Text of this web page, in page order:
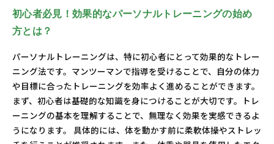
を受けるために
自分のペースで身体を鍛えよう：初心者向けの基礎知
識
健康的なライフスタイルの実現へ！パーソナルトレー
ニングでの第一歩
初心者必見！効果的なパーソナルトレーニングの始め
方とは？
パーソナルトレーニングは、特に初心者にとって効果的なトレー
ニング法です。マンツーマンで指導を受けることで、自分の体力
や目標に合ったトレーニングを効率よく進めることができます。
まず、初心者は基礎的な知識を身につけることが大切です。トレ
ーニングの基本を理解することで、無理なく効果を実感できるよ
うになります。 具体的には、体を動かす前に柔軟体操やストレッ